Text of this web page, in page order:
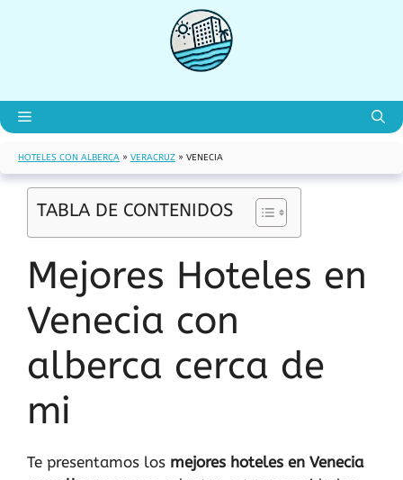
Menú
HOTELES CON ALBERCA » VERACRUZ » VENECIA
TABLA DE CONTENIDOS
Mejores Hoteles en
Venecia con
alberca cerca de
mi
Te presentamos los mejores hoteles en Venecia